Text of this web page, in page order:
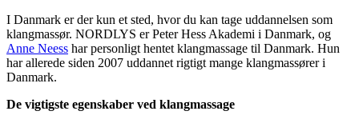
I Danmark er der kun et sted, hvor du kan tage uddannelsen som
klangmassør. NORDLYS er Peter Hess Akademi i Danmark, og
Anne Neess har personligt hentet klangmassage til Danmark. Hun
har allerede siden 2007 uddannet rigtigt mange klangmassører i
Danmark.
De vigtigste egenskaber ved klangmassage